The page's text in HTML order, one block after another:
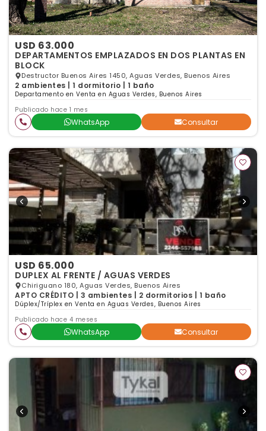
USD 63.000
DEPARTAMENTOS EMPLAZADOS EN DOS PLANTAS EN
BLOCK
Destructor Buenos Aires 1450, Aguas Verdes, Buenos Aires
2 ambientes | 1 dormitorio | 1 baño
Departamento en Venta en Aguas Verdes, Buenos Aires
Publicado hace 1 mes
WhatsApp Consultar
USD 65.000
DUPLEX AL FRENTE / AGUAS VERDES
Chiriguano 180, Aguas Verdes, Buenos Aires
APTO CRÉDITO | 3 ambientes | 2 dormitorios | 1 baño
Dúplex/Tríplex en Venta en Aguas Verdes, Buenos Aires
Publicado hace 4 meses
WhatsApp Consultar